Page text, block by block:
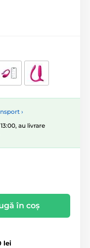
›
au livrare
în coș
lei